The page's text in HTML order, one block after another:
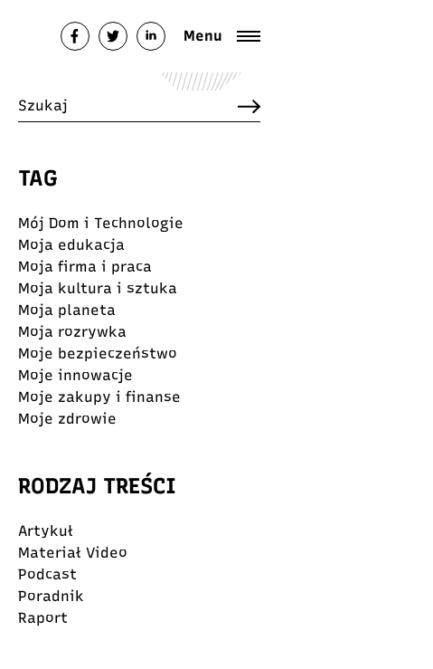
Menu
TAG
Mój Dom i Technologie
Moja edukacja
Moja firma i praca
Moja kultura i sztuka
Moja planeta
Moja rozrywka
Moje bezpieczeństwo
Moje innowacje
Moje zakupy i finanse
Moje zdrowie
RODZAJ TREŚCI
Artykuł
Materiał Video
Podcast
Poradnik
Raport